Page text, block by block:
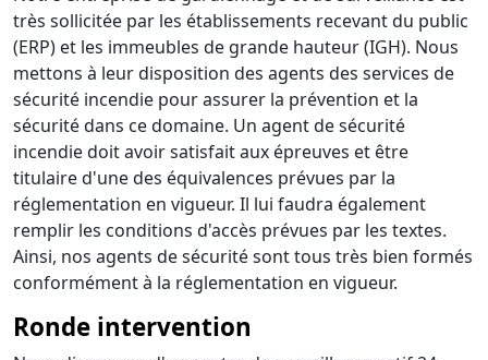
très sollicitée par les établissements recevant du public
(ERP) et les immeubles de grande hauteur (IGH). Nous
mettons à leur disposition des agents des services de
sécurité incendie pour assurer la prévention et la
sécurité dans ce domaine. Un agent de sécurité
incendie doit avoir satisfait aux épreuves et être
titulaire d'une des équivalences prévues par la
réglementation en vigueur. Il lui faudra également
remplir les conditions d'accès prévues par les textes.
Ainsi, nos agents de sécurité sont tous très bien formés
conformément à la réglementation en vigueur.
Ronde intervention